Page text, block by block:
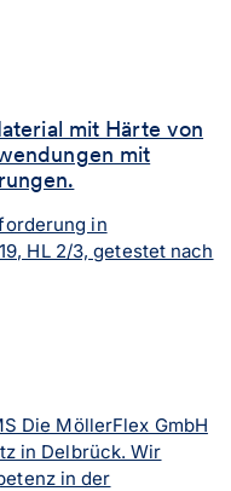
mit Härte von
mit
in
HL 2/3, getestet nach
Die MöllerFlex GmbH
in Delbrück. Wir
in der